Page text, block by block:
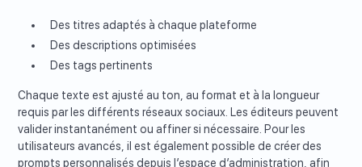
Des titres adaptés à chaque plateforme
Des descriptions optimisées
Des tags pertinents
Chaque texte est ajusté au ton, au format et à la longueur
requis par les différents réseaux sociaux. Les éditeurs peuvent
valider instantanément ou affiner si nécessaire. Pour les
utilisateurs avancés, il est également possible de créer des
prompts personnalisés depuis l’espace d’administration, afin